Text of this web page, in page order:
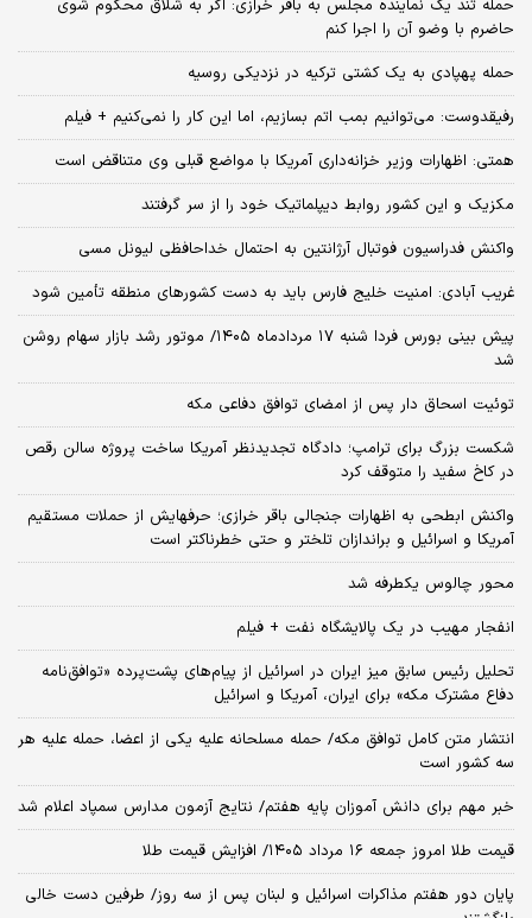
حمله تند یک نماینده مجلس به باقر خرازی: اگر به شلاق محکوم شوی
حاضرم با وضو آن را اجرا کنم
حمله پهپادی به یک کشتی ترکیه در نزدیکی روسیه
رفیقدوست: می‌توانیم بمب اتم بسازیم، اما این کار را نمی‌کنیم + فیلم
همتی: اظهارات وزیر خزانه‌داری آمریکا با مواضع قبلی وی متناقض است
مکزیک و این کشور روابط دیپلماتیک خود را از سر گرفتند
واکنش فدراسیون فوتبال آرژانتین به احتمال خداحافظی لیونل مسی
غریب آبادی: امنیت خلیج فارس باید به دست کشورهای منطقه تأمین شود
پیش بینی بورس فردا شنبه ۱۷ مردادماه ۱۴۰۵/ موتور رشد بازار سهام روشن
شد
توئیت اسحاق دار پس از امضای توافق دفاعی مکه
شکست بزرگ برای ترامپ؛ دادگاه تجدیدنظر آمریکا ساخت پروژه سالن رقص
در کاخ سفید را متوقف کرد
واکنش ابطحی به اظهارات جنجالی باقر خرازی؛ حرفهایش از حملات مستقیم
آمریکا و اسرائیل و براندازان تلختر و حتی خطرناکتر است
محور چالوس یکطرفه شد
انفجار مهیب در یک پالایشگاه نفت + فیلم
تحلیل رئیس سابق میز ایران در اسرائیل از پیام‌های پشت‌پرده «توافق‌نامه
دفاع مشترک مکه» برای ایران، آمریکا و اسرائیل
انتشار متن کامل توافق مکه/ حمله مسلحانه علیه یکی از اعضا، حمله علیه هر
سه کشور است
خبر مهم برای دانش آموزان پایه هفتم/ نتایج آزمون مدارس سمپاد اعلام شد
قیمت طلا امروز جمعه ۱۶ مرداد ۱۴۰۵/ افزایش قیمت طلا
پایان دور هفتم مذاکرات اسرائیل و لبنان پس از سه روز/ طرفین دست خالی